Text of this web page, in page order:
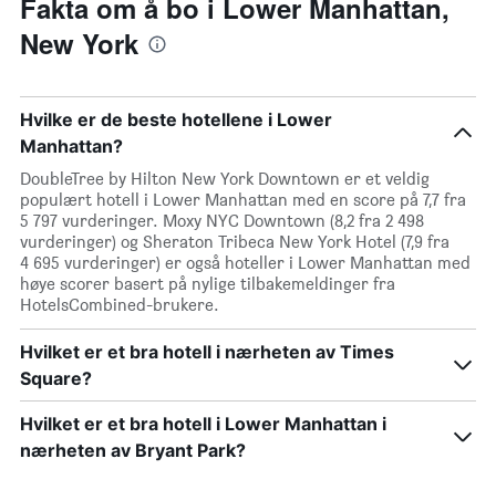
Fakta om å bo i Lower Manhattan,
New York
Hvilke er de beste hotellene i Lower
Manhattan?
DoubleTree by Hilton New York Downtown er et veldig
populært hotell i Lower Manhattan med en score på 7,7 fra
5 797 vurderinger. Moxy NYC Downtown (8,2 fra 2 498
vurderinger) og Sheraton Tribeca New York Hotel (7,9 fra
4 695 vurderinger) er også hoteller i Lower Manhattan med
høye scorer basert på nylige tilbakemeldinger fra
HotelsCombined-brukere.
Hvilket er et bra hotell i nærheten av Times
Square?
Hvilket er et bra hotell i Lower Manhattan i
nærheten av Bryant Park?